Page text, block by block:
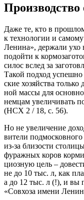
Даже те, кто в
к тех­но­ло­гии и
Лени­на», дер­жа­ли ухо
подой­ти к
силос вслед за
Такой под­ход
ские хозяй­ства
ной мас­сы для
нем­цам уве­ли­чи­вать
(НСХ 2 / 18, с. 56).
Но не уве­ли­че­ние
ви­те­ли
из-за бли­зо­сти
фураж­ных коров
ци­оз­ную цель –
не до 10 тыс. л, как
а до 12 тыс. л (!), и вы
«Сов­хо­за име­ни